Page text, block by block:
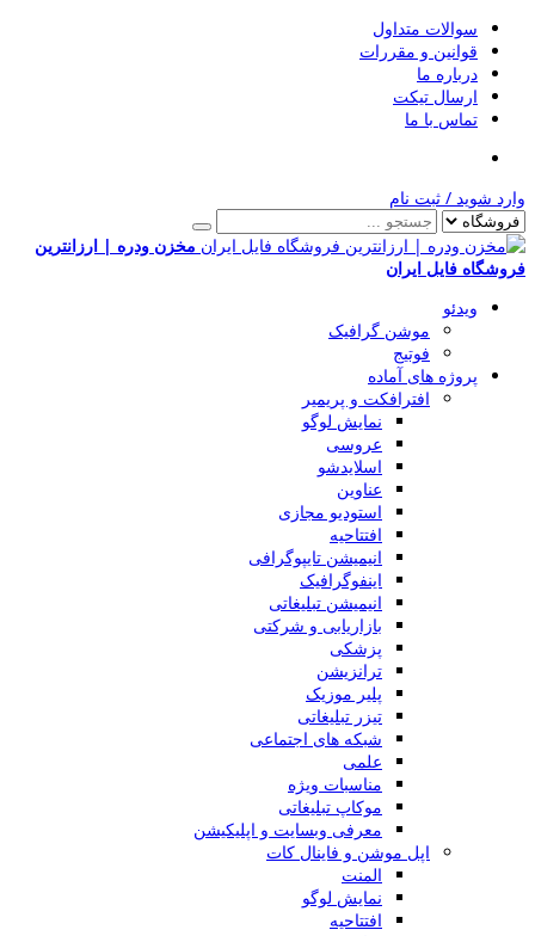
سوالات متداول
قوانین و مقررات
درباره ما
ارسال تیکت
تماس با ما
وارد شوید / ثبت نام
مخزن ودره | ارزانترین
فروشگاه فایل ایران
ویدئو
موشن گرافیک
فوتیج
پروژه های آماده
افترافکت و پریمیر
نمایش لوگو
عروسی
اسلایدشو
عناوین
استودیو مجازی
افتتاحیه
انیمیشن تایپوگرافی
اینفوگرافیک
انیمیشن تبلیغاتی
بازاریابی و شرکتی
پزشکی
ترانزیشن
پلیر موزیک
تیزر تبلیغاتی
شبکه های اجتماعی
علمی
مناسبات ویژه
موکاپ تبلیغاتی
معرفی وبسایت و اپلیکیشن
اپل موشن و فاینال کات
المنت
نمایش لوگو
افتتاحیه